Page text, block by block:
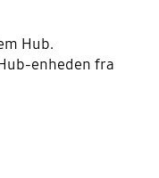
Hub.
enheden fra